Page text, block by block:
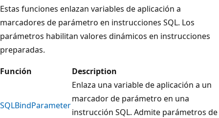
Estas funciones enlazan variables de aplicación a
marcadores de parámetro en instrucciones SQL. Los
parámetros habilitan valores dinámicos en instrucciones
preparadas.
Función
Description
SQLBindParameter
Enlaza una variable de aplicación a un
marcador de parámetro en una
instrucción SQL. Admite parámetros de